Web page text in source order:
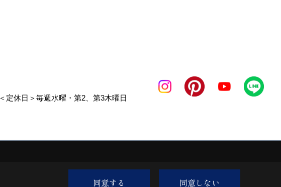
＜定休日＞毎週水曜・第2、第3木曜日
同意する 同意しない